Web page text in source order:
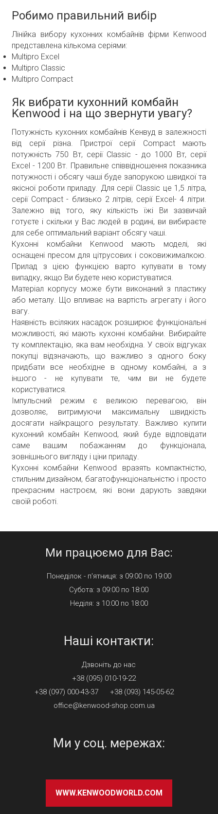
Робимо правильний вибір
Лінійка вибору кухонних комбайнів фірми Kenwood
представлена кількома серіями:
Multipro Excel
Multipro Classic
Multipro Compact
Як вибрати кухонний комбайн
Kenwood і на що звернути увагу?
Потужність кухонних комбайнів Кенвуд в залежності
від серії різна. Пристрої серії Compact мають
потужність 750 Вт, серії Classic - до 1000 Вт, серії
Excel - 1200 Вт. Правильне співвідношення показника
потужності і обсягу чаші буде запорукою швидкої та
якісної роботи приладу. Для серії Classic це 1,5 літра,
серії Compact - близько 2 літрів, серії Excel- 4 літри.
Залежно від того, яку кількість їжі Ви зазвичай
готуєте і скільки у Вас людей в родині, ви вибираєте
для себе оптимальний варіант обсягу чаші.
Кухонні комбайни Kenwood мають моделі, які
оснащені пресом для цітрусових і соковижималкою.
Прилад з цією функцією варто купувати в тому
випадку, якщо Ви будете нею користуватися.
Матеріал корпусу може бути виконаний з пластику
або металу. Що впливає на вартість агрегату і його
вагу.
Наявність всіляких насадок розширює функціональні
можливості, які мають кухонні комбайни. Вибирайте
ту комплектацію, яка вам необхідна. У своїх відгуках
покупці відзначають, що важливо з одного боку
придбати все необхідне в одному комбайні, а з
іншого - не купувати те, чим ви не будете
користуватися.
Імпульсний режим є великою перевагою, він
дозволяє, витримуючи максимальну швидкість
досягати найкращого результату. Важливо купити
кухонний комбайн Kenwood, який буде відповідати
саме вашим побажанням до функціонала,
зовнішнього вигляду і ціни приладу.
Кухонні комбайни Kenwood вразять компактністю,
стильним дизайном, багатофункціональністю і просто
прекрасним настроєм, які вони дарують завдяки
своїй роботі.
Ми працюємо для Вас:
Понеділок - п'ятниця: з 09:00 по 19:00
Субота: з 09:00 по 18:00
Неділя: з 10:00 по 18:00
Наші контакти:
Дзвонiть до нас
+38 (095) 010-19-22
+38 (097) 000-43-37
+38 (093) 145-05-62
office@kenwood-shop.com.ua
Ми у соц. мережах:
WWW.KENWOODWORLD.COM